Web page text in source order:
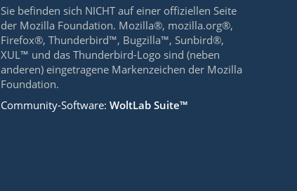
Sie befinden sich NICHT auf einer offiziellen Seite
der Mozilla Foundation. Mozilla®, mozilla.org®,
Firefox®, Thunderbird™, Bugzilla™, Sunbird®,
XUL™ und das Thunderbird-Logo sind (neben
anderen) eingetragene Markenzeichen der Mozilla
Foundation.
Community-Software:WoltLab Suite™